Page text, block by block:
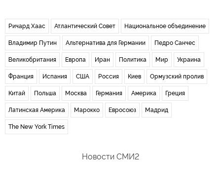
Ричард Хаас Атлантический Совет Национальное объединение
Владимир Путин Альтернатива для Германии Педро Санчес
Великобритания Европа Иран Политика Мир Украина
Франция Испания США Россия Киев Ормузский пролив
Китай Польша Москва Германия Америка Греция
Латинская Америка Марокко Евросоюз Мадрид
The New York Times
Новости СМИ2